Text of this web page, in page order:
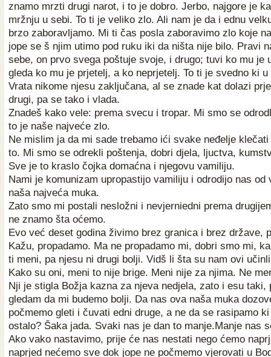
znamo mrzti drugi narot, i to je dobro. Jerbo, najgore je
mržnju u sebi. To ti je veliko zlo. Ali nam je da i ednu
brzo zaboravljamo. Mi ti čas posla zaboravimo zlo koje
jope se š njim utimo pod ruku iki da ništa nije bilo. Pravi
sebe, on prvo svega poštuje svoje, i drugo; tuvi ko mu je
gleda ko mu je prjetelj, a ko neprjetelj. To ti je svedno ki
Vrata nikome njesu zaključana, al se znade kat dolazi
drugi, pa se tako i vlada.
Znadeš kako vele: prema svecu i tropar. Mi smo se
to je naše najveće zlo.
Ne mislim ja da mi sade trebamo ići svake neđelje
to. Mi smo se odrekli poštenja, dobri djela, ljuctva,
Sve je to kraslo čojka domaćna i njegovu vamiliju.
Nami je komunizam upropastijo vamiliju i odrodijo nas od
naša najveća muka.
Zato smo mi postali nesložni i nevjerniedni prema
ne znamo šta oćemo.
Evo već deset godina živimo brez granica i brez države,
Kažu, propadamo. Ma ne propadamo mi, dobri smo mi,
ti meni, pa njesu ni drugi bolji. Vidš li šta su nam ovi
Kako su oni, meni to nije brige. Meni nije za njima. Ne
Nji je stigla Božja kazna za njeva nedjela, zato i esu taki,
gledam da mi budemo bolji. Da nas ova naša muka
počmemo gleti i čuvati edni druge, a ne da se rasipamo
ostalo? Šaka jada. Svaki nas je dan to manje.Manje nas
Ako vako nastavimo, prije će nas nestati nego ćemo
naprjed nećemo sve dok jope ne počmemo vjerovati u